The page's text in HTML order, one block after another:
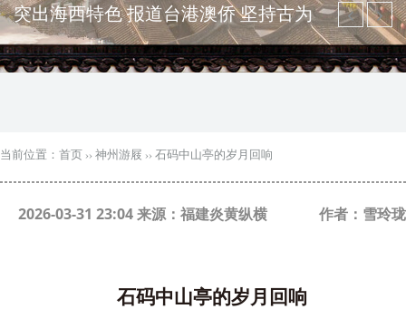
弘扬优秀文化 振奋民族精神 介绍民族
瑰宝 宣传中华精英
突出海西特色 报道台港澳侨 坚持古为
当前位置： 首页 ›› 神州游屐 ›› 石码中山亭的岁月回响
2026-03-31 23:04 来源：福建炎黄纵横 作者：雪玲珑
石码中山亭的岁月回响